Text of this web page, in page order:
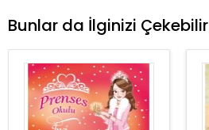
Bunlar da İlginizi Çekebilir